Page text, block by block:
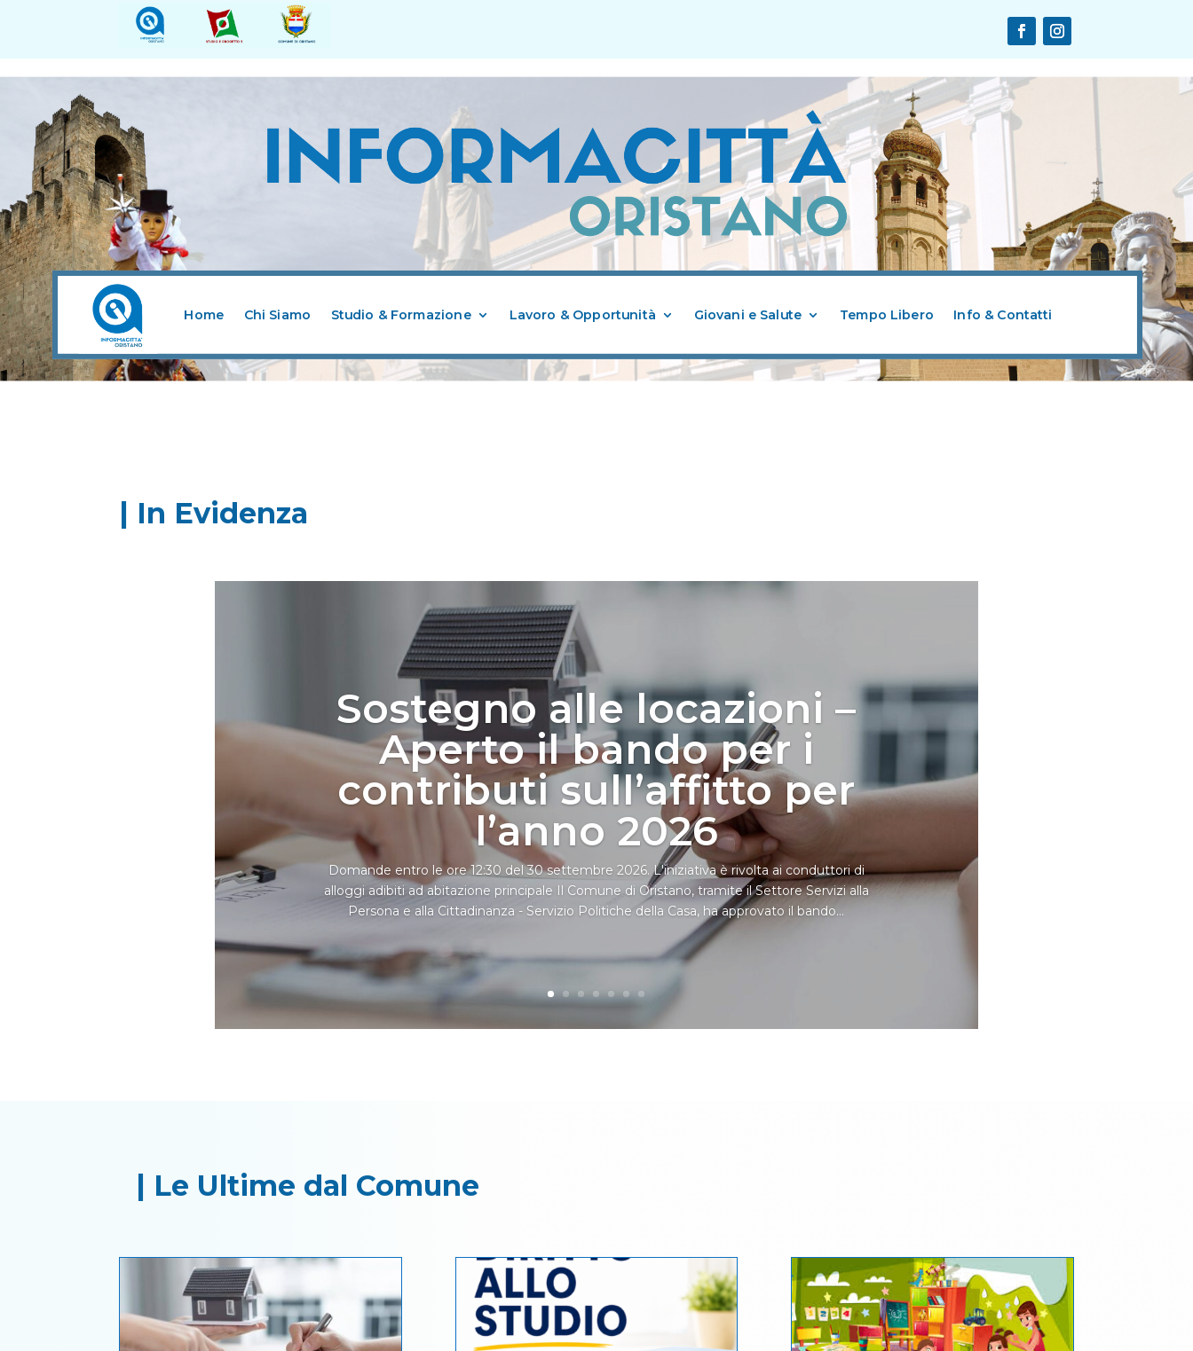
Home Chi Siamo Studio & Formazione Lavoro & Opportunità Giovani e Salute Tempo Libero Info & Contatti
| In Evidenza
Sostegno alle locazioni –
Aperto il bando per i
contributi sull’affitto per
l’anno 2026
Domande entro le ore 12:30 del 30 settembre 2026. L'iniziativa è rivolta ai conduttori di
alloggi adibiti ad abitazione principale Il Comune di Oristano, tramite il Settore Servizi alla
Persona e alla Cittadinanza - Servizio Politiche della Casa, ha approvato il bando...
| Le Ultime dal Comune